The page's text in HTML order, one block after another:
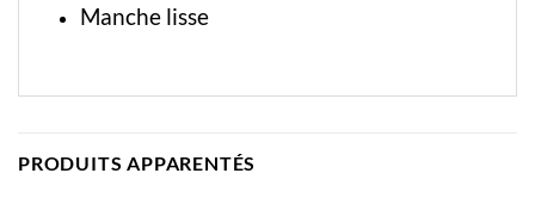
Manche lisse
PRODUITS APPARENTÉS